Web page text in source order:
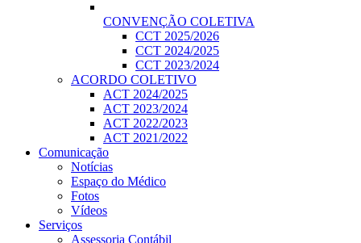
CONVENÇÃO COLETIVA
CCT 2025/2026
CCT 2024/2025
CCT 2023/2024
ACORDO COLETIVO
ACT 2024/2025
ACT 2023/2024
ACT 2022/2023
ACT 2021/2022
Comunicação
Notícias
Espaço do Médico
Fotos
Vídeos
Serviços
Assessoria Contábil